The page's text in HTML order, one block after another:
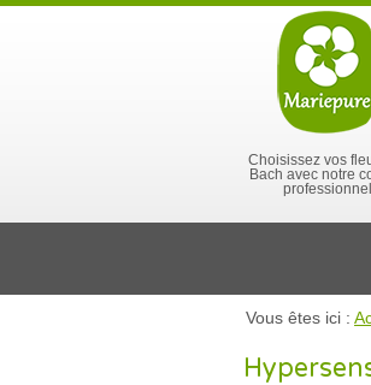
Choisissez vos
Bach avec notre
professionnel
Vous êtes ici :